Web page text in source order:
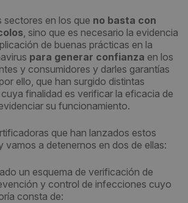
sectores en los que no basta con
, sino que es necesario la evidencia
de buenas prácticas en la
para generar confianza en los
y consumidores y darles garantías
ello, que han surgido distintas
cuya finalidad es verificar la eficacia de
su funcionamiento.
que han lanzados estos
vamos a detenernos en dos de ellas:
un esquema de verificación de
y control de infecciones cuyo
consta de: